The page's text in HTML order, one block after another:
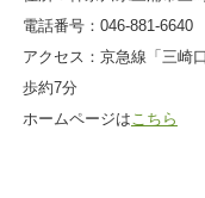
電話番号：046-881-6640
アクセス：京急線「三崎
歩約7分
ホームページは こちら